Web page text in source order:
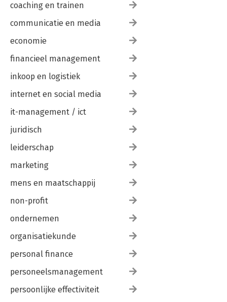
coaching en trainen
communicatie en media
economie
financieel management
inkoop en logistiek
internet en social media
it-management / ict
juridisch
leiderschap
marketing
mens en maatschappij
non-profit
ondernemen
organisatiekunde
personal finance
personeelsmanagement
persoonlijke effectiviteit